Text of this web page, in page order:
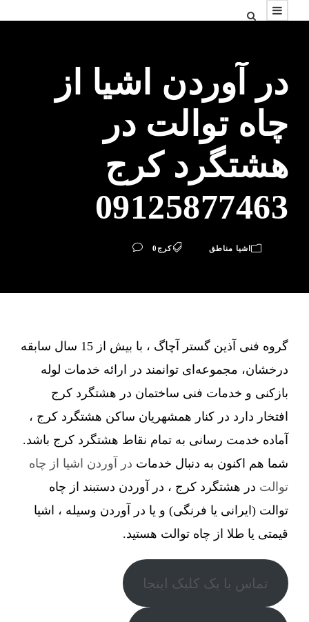
در آوردن اشیا از
چاه توالت در
هشتگرد کرج
09125877463
اشیا مناطق کرج0
گروه فنی آذین گستر آچاگ ، با بیش از 15 سال سابقه
درخشان، مجموعه‌ای توانمند در ارائه خدمات لوله
بازکنی و خدمات فنی ساختمان در هشتگرد کرج
افتخار دارد در کنار همشهریان ساکن هشتگرد کرج ،
آماده خدمت رسانی به تمام نقاط هشتگرد کرج باشد.
شما هم اکنون به دنبال خدمات در آوردن اشیا از چاه
توالت در هشتگرد کرج ، در آوردن دستبند از چاه
توالت (ایرانی یا فرنگی) و یا در آوردن وسیله ، اشیا
قیمتی یا طلا از چاه توالت هستید.
تماس با یک کلیک اینجا